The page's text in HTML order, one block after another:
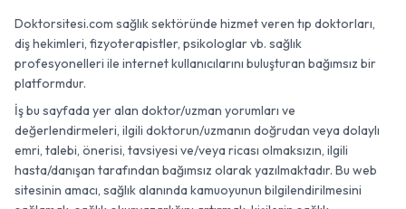
Doktorsitesi.com sağlık sektöründe hizmet veren tıp doktorları,
diş hekimleri, fizyoterapistler, psikologlar vb. sağlık
profesyonelleri ile internet kullanıcılarını buluşturan bağımsız bir
platformdur.
İş bu sayfada yer alan doktor/uzman yorumları ve
değerlendirmeleri, ilgili doktorun/uzmanın doğrudan veya dolaylı
emri, talebi, önerisi, tavsiyesi ve/veya ricası olmaksızın, ilgili
hasta/danışan tarafından bağımsız olarak yazılmaktadır. Bu web
sitesinin amacı, sağlık alanında kamuoyunun bilgilendirilmesini